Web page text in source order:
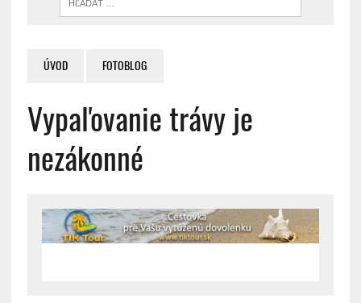
ÚVOD FOTOBLOG
Vypaľovanie trávy je
nezákonné